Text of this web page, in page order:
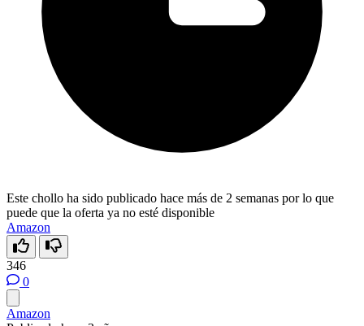
Este chollo ha sido publicado hace más de 2 semanas por lo que
puede que la oferta ya no esté disponible
Amazon
346
0
Amazon